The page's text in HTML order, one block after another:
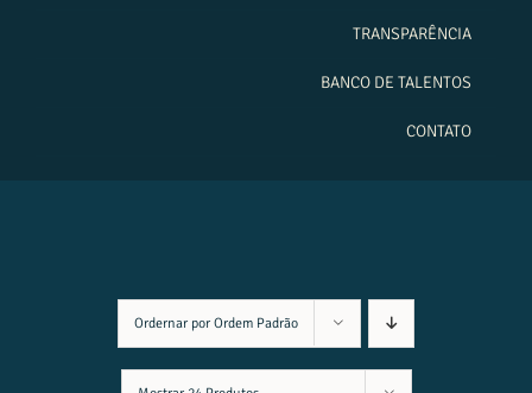
TRANSPARÊNCIA
BANCO DE TALENTOS
CONTATO
Ordernar por Ordem Padrão